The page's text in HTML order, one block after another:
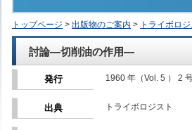
トップページ > 出版物のご案内 > トライボロ
討論―切削油の作用―
発行 1960 年（Vol. 5 ） 2
出典 トライボロジスト